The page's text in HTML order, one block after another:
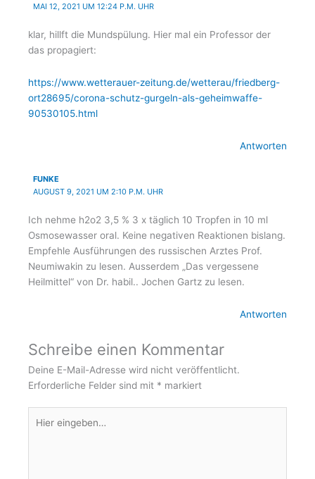
MAI 12, 2021 UM 12:24 P.M. UHR
klar, hillft die Mundspülung. Hier mal ein Professor der
das propagiert:
https://www.wetterauer-zeitung.de/wetterau/friedberg-
ort28695/corona-schutz-gurgeln-als-geheimwaffe-
90530105.html
Antworten
FUNKE
AUGUST 9, 2021 UM 2:10 P.M. UHR
Ich nehme h2o2 3,5 % 3 x täglich 10 Tropfen in 10 ml
Osmosewasser oral. Keine negativen Reaktionen bislang.
Empfehle Ausführungen des russischen Arztes Prof.
Neumiwakin zu lesen. Ausserdem „Das vergessene
Heilmittel“ von Dr. habil.. Jochen Gartz zu lesen.
Antworten
Schreibe einen Kommentar
Deine E-Mail-Adresse wird nicht veröffentlicht.
Erforderliche Felder sind mit * markiert
eingeben…